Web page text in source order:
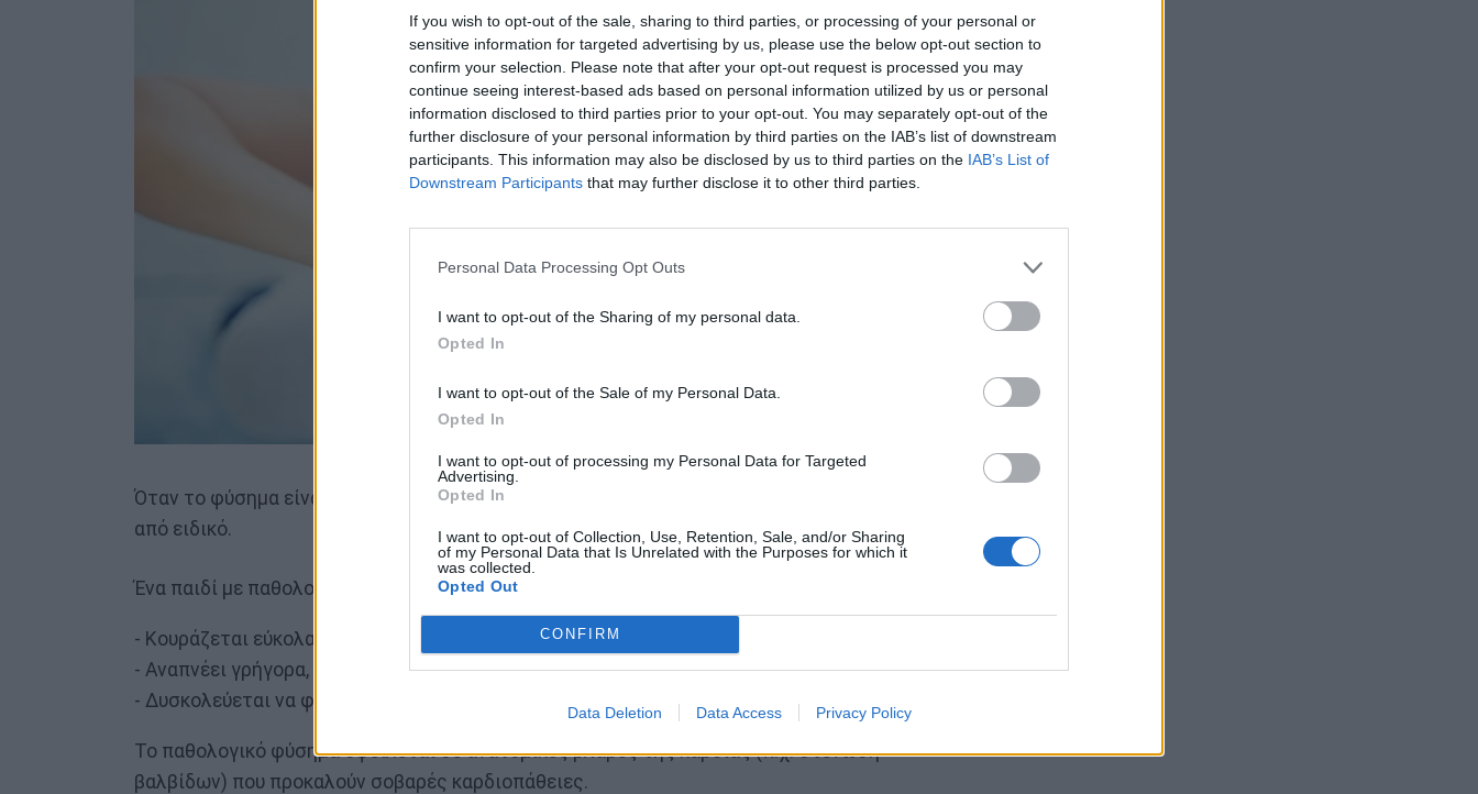
If you wish to opt-out of the sale, sharing to third parties, or processing of your personal or
sensitive information for targeted advertising by us, please use the below opt-out section to
confirm your selection. Please note that after your opt-out request is processed you may
continue seeing interest-based ads based on personal information utilized by us or personal
information disclosed to third parties prior to your opt-out. You may separately opt-out of the
further disclosure of your personal information by third parties on the IAB’s list of downstream
participants. This information may also be disclosed by us to third parties on the IAB’s List of
Downstream Participants that may further disclose it to other third parties.
Personal Data Processing Opt Outs
I want to opt-out of the Sharing of my personal data.
Opted In
I want to opt-out of the Sale of my Personal Data.
Opted In
I want to opt-out of processing my Personal Data for Targeted
Advertising.
Opted In
I want to opt-out of Collection, Use, Retention, Sale, and/or Sharing
of my Personal Data that Is Unrelated with the Purposes for which it
was collected.
Opted Out
CONFIRM
Data Deletion Data Access Privacy Policy
Όταν το φύσημα είναι παθολογικό έχει διαφορετική ένταση και μπορεί να αξιολογηθεί μόνο
από ειδικό.
Ένα παιδί με παθολογικό φύσημα έχει τα εξής συμπτώματα:
- Κουράζεται εύκολα
- Αναπνέει γρήγορα, λαχανιάζει ή έχειταχυκαρδία
- Δυσκολεύεται να φάει και έχει χαμηλότερο βάρος από το κανονικό
Το παθολογικό φύσημα οφείλεται σε ανατομικές βλάβες της καρδιάς (π.χ. στένωση
βαλβίδων) που προκαλούν σοβαρές καρδιοπάθειες.